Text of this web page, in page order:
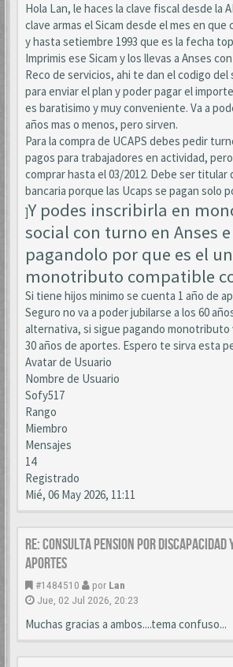
Hola Lan, le haces la clave fiscal desde la
clave armas el Sicam desde el mes en que
y hasta setiembre 1993 que es la fecha
Imprimis ese Sicam y los llevas a Anses
Reco de servicios, ahi te dan el codigo del
para enviar el plan y poder pagar el
es baratisimo y muy conveniente. Va a
años mas o menos, pero sirven.
Para la compra de UCAPS debes pedir
pagos para trabajadores en actividad,
comprar hasta el 03/2012. Debe ser titular
bancaria porque las Ucaps se pagan solo
]Y podes inscribirla en
social con turno en Anses
pagandolo por que es el
monotributo compatible
Si tiene hijos minimo se cuenta 1 año de
Seguro no va a poder jubilarse a los 60
alternativa, si sigue pagando monotributo
30 años de aportes. Espero te sirva esta
Avatar de Usuario
Nombre de Usuario
Sofy517
Rango
Miembro
Mensajes
14
Registrado
Mié, 06 May 2026, 11:11
Re: CONSULTA PENSION POR DISCAPACIDAD
APORTES
#1484510 por Lan
Jue, 02 Jul 2026, 20:23
Muchas gracias a ambos....tema confuso...